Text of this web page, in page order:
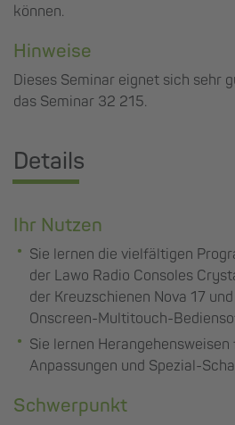
können.
Hinweise
Dieses Seminar eignet sich sehr
das Seminar 32 215.
Details
Ihr Nutzen
Sie lernen die vielfältigen
der Lawo Radio Consoles
der Kreuzschienen Nova 17
Onscreen-Multitouch-
Sie lernen
Anpassungen und Spezial-
Schwerpunkt